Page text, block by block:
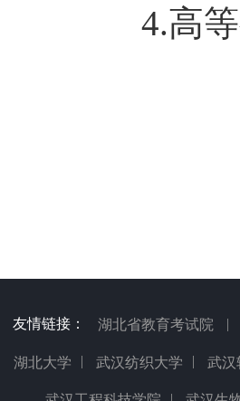
4.高等
友情链接： 湖北省教育考试院 |
湖北大学 | 武汉纺织大学 | 武汉